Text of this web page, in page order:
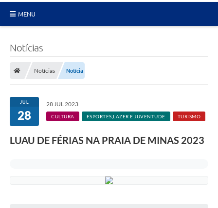
MENU
Secretarias
Tributos
Notícias
Notícias Notícia
JUL
28
28 JUL 2023
CULTURA ESPORTES,LAZER E JUVENTUDE TURISMO
LUAU DE FÉRIAS NA PRAIA DE MINAS 2023